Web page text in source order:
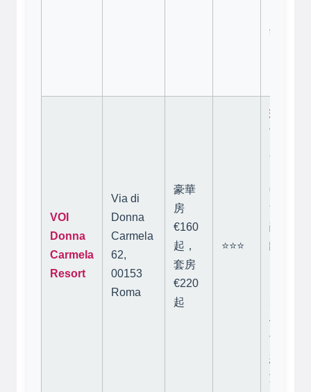
錯），
VOI
Donna
Carmela
Resort
Via di
Donna
Carmela
62,
00153
Roma
豪華
房
€160
起，
套房
€220
起
⭐⭐⭐
現代度
善的度
池、
敞明亮
離
依賴公
市中心
想遠離
施者。